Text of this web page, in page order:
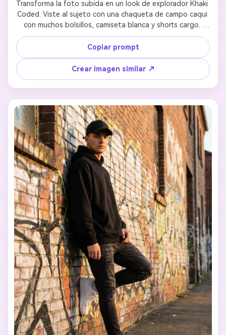
Transforma la foto subida en un look de explorador Khaki
Coded. Viste al sujeto con una chaqueta de campo caqui
con muchos bolsillos, camiseta blanca y shorts cargo.
Accesoriza con chaleco de utilidad y gafas de sol.
Asegúrate de que los rasgos faciales sean idénticos.
Fondo: Paisaje rocoso exterior o entorno urbano de
exploración bajo la luz brillante del mediodía.
Copiar prompt
Crear imagen similar ↗